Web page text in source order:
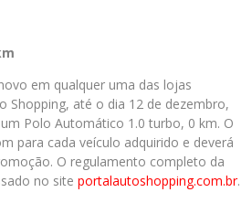
em qualquer uma das lojas
Shopping, até o dia 12 de dezembro,
Polo Automático 1.0 turbo, 0 km. O
para cada veículo adquirido e deverá
O regulamento completo da
no site portalautoshopping.com.br.